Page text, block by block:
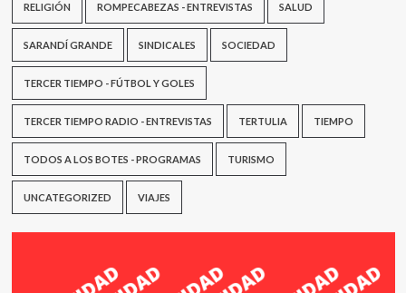
RELIGIÓN ROMPECABEZAS - ENTREVISTAS SALUD
SARANDÍ GRANDE SINDICALES SOCIEDAD
TERCER TIEMPO - FÚTBOL Y GOLES
TERCER TIEMPO RADIO - ENTREVISTAS TERTULIA TIEMPO
TODOS A LOS BOTES - PROGRAMAS TURISMO
UNCATEGORIZED VIAJES